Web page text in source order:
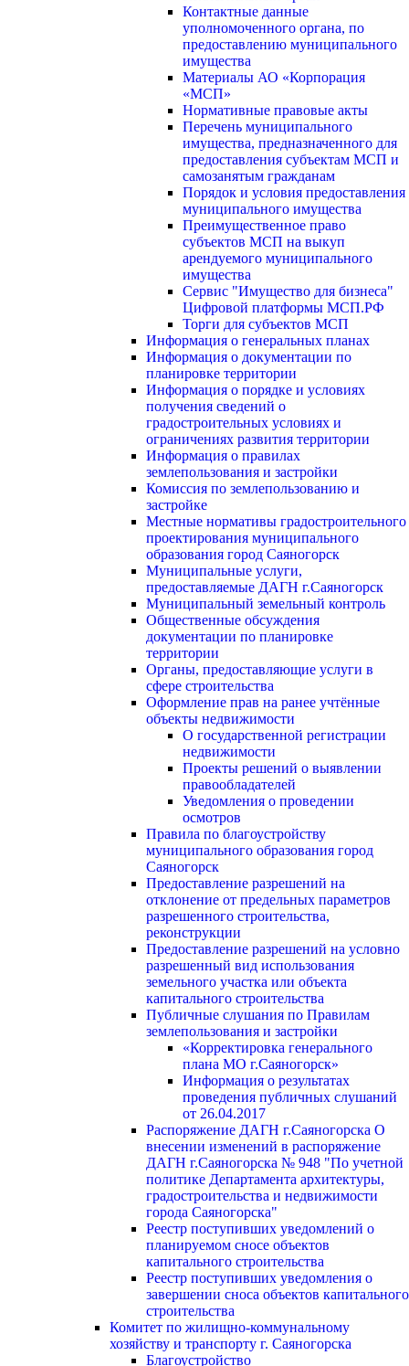
Контактные данные
уполномоченного органа, по
предоставлению муниципального
имущества
Материалы АО «Корпорация
«МСП»
Нормативные правовые акты
Перечень муниципального
имущества, предназначенного для
предоставления субъектам МСП и
самозанятым гражданам
Порядок и условия предоставления
муниципального имущества
Преимущественное право
субъектов МСП на выкуп
арендуемого муниципального
имущества
Сервис "Имущество для бизнеса"
Цифровой платформы МСП.РФ
Торги для субъектов МСП
Информация о генеральных планах
Информация о документации по
планировке территории
Информация о порядке и условиях
получения сведений о
градостроительных условиях и
ограничениях развития территории
Информация о правилах
землепользования и застройки
Комиссия по землепользованию и
застройке
Местные нормативы градостроительного
проектирования муниципального
образования город Саяногорск
Муниципальные услуги,
предоставляемые ДАГН г.Саяногорск
Муниципальный земельный контроль
Общественные обсуждения
документации по планировке
территории
Органы, предоставляющие услуги в
сфере строительства
Оформление прав на ранее учтённые
объекты недвижимости
О государственной регистрации
недвижимости
Проекты решений о выявлении
правообладателей
Уведомления о проведении
осмотров
Правила по благоустройству
муниципального образования город
Саяногорск
Предоставление разрешений на
отклонение от предельных параметров
разрешенного строительства,
реконструкции
Предоставление разрешений на условно
разрешенный вид использования
земельного участка или объекта
капитального строительства
Публичные слушания по Правилам
землепользования и застройки
«Корректировка генерального
плана МО г.Саяногорск»
Информация о результатах
проведения публичных слушаний
от 26.04.2017
Распоряжение ДАГН г.Саяногорска О
внесении изменений в распоряжение
ДАГН г.Саяногорска № 948 "По учетной
политике Департамента архитектуры,
градостроительства и недвижимости
города Саяногорска"
Реестр поступивших уведомлений о
планируемом сносе объектов
капитального строительства
Реестр поступивших уведомления о
завершении сноса объектов капитального
строительства
Комитет по жилищно-коммунальному
хозяйству и транспорту г. Саяногорска
Благоустройство